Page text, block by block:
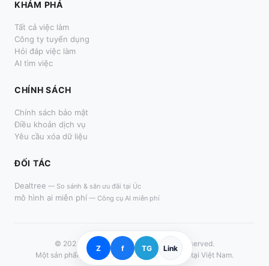
Z f TG Link
KHÁM PHÁ
Tất cả việc làm
Công ty tuyển dụng
Hỏi đáp việc làm
AI tìm việc
CHÍNH SÁCH
Chính sách bảo mật
Điều khoản dịch vụ
Yêu cầu xóa dữ liệu
ĐỐI TÁC
Dealtree — So sánh & săn ưu đãi tại Úc
mô hình ai miễn phí — Công cụ AI miễn phí
© 2024– 2026
LàmThêm.me. All rights reserved.
Một sản phẩm dành cho người tìm việc thời vụ tại Việt Nam.